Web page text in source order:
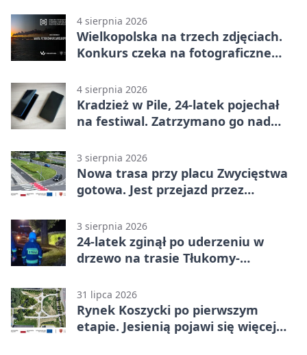
4 sierpnia 2026
Wielkopolska na trzech zdjęciach.
Konkurs czeka na fotograficzne
4 sierpnia 2026
Kradzież w Pile, 24-latek pojechał
na festiwal. Zatrzymano go nad
3 sierpnia 2026
Nowa trasa przy placu Zwycięstwa
gotowa. Jest przejazd przez
3 sierpnia 2026
24-latek zginął po uderzeniu w
drzewo na trasie Tłukomy-
31 lipca 2026
Rynek Koszycki po pierwszym
etapie. Jesienią pojawi się więcej